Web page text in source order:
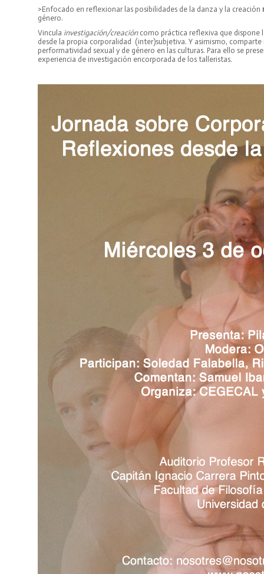
>Enfocado en reflexionar las posibilidades de la danza y la creación
género.
Vincula investigación/creacióncomo práctica reflexiva que dispone
desde la propia corporalidad (inter)subjetiva. Y asimismo,
performatividad sexual y de género en las culturas. Para ello se
experiencia de investigación encorporada de los talleristas.